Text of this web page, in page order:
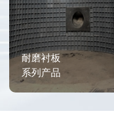
耐磨衬板
系列产品